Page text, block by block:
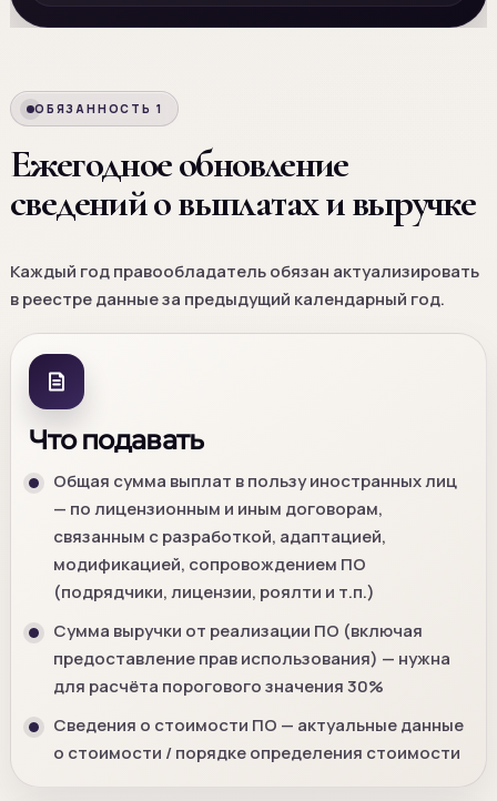
ОБЯЗАННОСТЬ 1
Ежегодное обновление
сведений о выплатах и выручке
Каждый год правообладатель обязан актуализировать
в реестре данные за предыдущий календарный год.
Что подавать
Общая сумма выплат в пользу иностранных лиц
— по лицензионным и иным договорам,
связанным с разработкой, адаптацией,
модификацией, сопровождением ПО
(подрядчики, лицензии, роялти и т.п.)
Сумма выручки от реализации ПО (включая
предоставление прав использования) — нужна
для расчёта порогового значения 30%
Сведения о стоимости ПО — актуальные данные
о стоимости / порядке определения стоимости